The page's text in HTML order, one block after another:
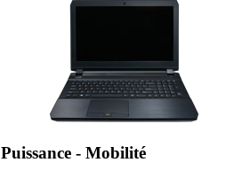
Puissance - Mobilité